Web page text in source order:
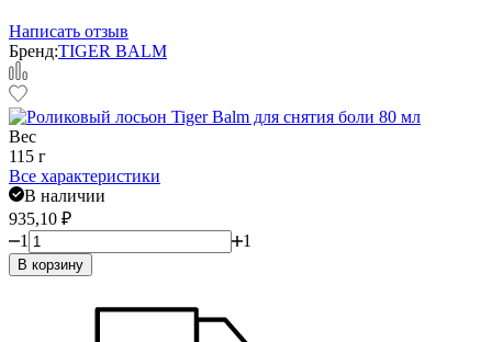
Написать отзыв
Бренд:TIGER BALM
Вес
115 г
Все характеристики
В наличии
935,10 ₽
1
1
В корзину